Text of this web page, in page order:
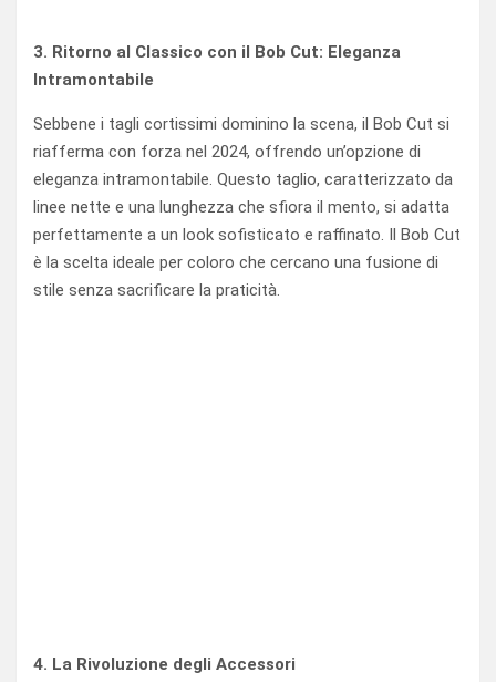
3. Ritorno al Classico con il Bob Cut: Eleganza
Intramontabile
Sebbene i tagli cortissimi dominino la scena, il Bob Cut si
riafferma con forza nel 2024, offrendo un’opzione di
eleganza intramontabile. Questo taglio, caratterizzato da
linee nette e una lunghezza che sfiora il mento, si adatta
perfettamente a un look sofisticato e raffinato. Il Bob Cut
è la scelta ideale per coloro che cercano una fusione di
stile senza sacrificare la praticità.
4. La Rivoluzione degli Accessori